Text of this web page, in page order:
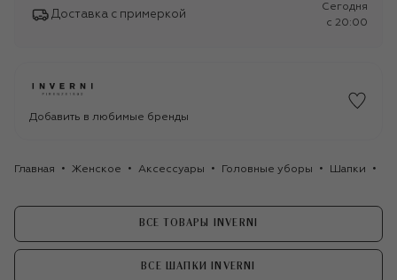
Доставка с примеркой
Сегодня
c 20:00
Добавить в любимые бренды
Главная Женское Аксессуары Головные уборы Шапки
ВСЕ ТОВАРЫ INVERNI
ВСЕ ШАПКИ INVERNI